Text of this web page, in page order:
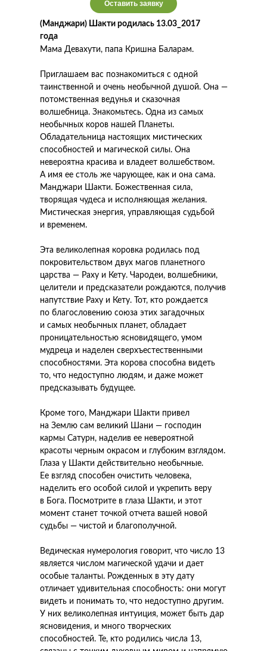
Мама Девахути, папа Кришна Баларам.
Приглашаем вас познакомиться с одной
таинственной и очень необычной душой. Она —
потомственная ведунья и сказочная
волшебница. Знакомьтесь. Одна из самых
необычных коров нашей Планеты.
Обладательница настоящих мистических
способностей и магической силы. Она
невероятна красива и владеет волшебством.
А имя ее столь же чарующее, как и она сама.
Манджари Шакти. Божественная сила,
творящая чудеса и исполняющая желания.
Мистическая энергия, управляющая судьбой
и временем.
Эта великолепная коровка родилась под
покровительством двух магов планетного
царства — Раху и Кету. Чародеи, волшебники,
целители и предсказатели рождаются, получив
напутствие Раху и Кету. Тот, кто рождается
по благословению союза этих загадочных
и самых необычных планет, обладает
проницательностью ясновидящего, умом
мудреца и наделен сверхъестественными
способностями. Эта корова способна видеть
то, что недоступно людям, и даже может
предсказывать будущее.
Кроме того, Манджари Шакти привел
на Землю сам великий Шани — господин
кармы Сатурн, наделив ее невероятной
красоты черным окрасом и глубоким взглядом.
Глаза у Шакти действительно необычные.
Ее взгляд способен очистить человека,
наделить его особой силой и укрепить веру
в Бога. Посмотрите в глаза Шакти, и этот
момент станет точкой отчета вашей новой
судьбы — чистой и благополучной.
Ведическая нумерология говорит, что число 13
является числом магической удачи и дает
особые таланты. Рожденных в эту дату
отличает удивительная способность: они могут
видеть и понимать то, что недоступно другим.
У них великолепная интуиция, может быть дар
ясновидения, и много творческих
способностей. Те, кто родились числа 13,
Оставить заявку
(Манджари) Шакти родилась 13.03_2017
года